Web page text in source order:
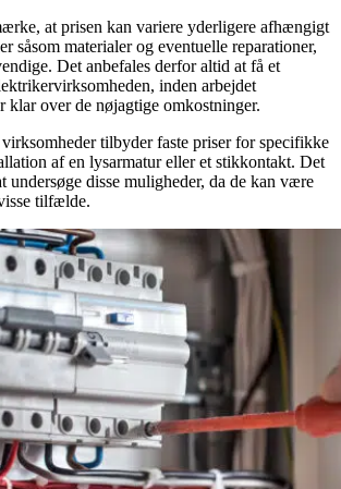
at prisen kan variere yderligere afhængigt
såsom materialer og eventuelle reparationer,
Det anbefales derfor altid at få et
inden arbejdet
klar over de nøjagtige omkostninger.
tilbyder faste priser for specifikke
af en lysarmatur eller et stikkontakt. Det
undersøge disse muligheder, da de kan være
tilfælde.